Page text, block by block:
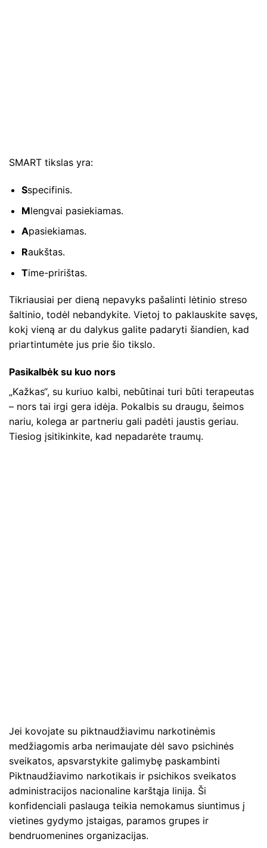
SMART tikslas yra:
Sspecifinis.
Mlengvai pasiekiamas.
Apasiekiamas.
Raukštas.
Time-pririštas.
Tikriausiai per dieną nepavyks pašalinti lėtinio streso
šaltinio, todėl nebandykite. Vietoj to paklauskite savęs,
kokį vieną ar du dalykus galite padaryti šiandien, kad
priartintumėte jus prie šio tikslo.
Pasikalbėk su kuo nors
„Kažkas“, su kuriuo kalbi, nebūtinai turi būti terapeutas
– nors tai irgi gera idėja. Pokalbis su draugu, šeimos
nariu, kolega ar partneriu gali padėti jaustis geriau.
Tiesiog įsitikinkite, kad nepadarėte traumų.
Jei kovojate su piktnaudžiavimu narkotinėmis
medžiagomis arba nerimaujate dėl savo psichinės
sveikatos, apsvarstykite galimybę paskambinti
Piktnaudžiavimo narkotikais ir psichikos sveikatos
administracijos nacionaline karštąja linija. Ši
konfidenciali paslauga teikia nemokamus siuntimus į
vietines gydymo įstaigas, paramos grupes ir
bendruomenines organizacijas.